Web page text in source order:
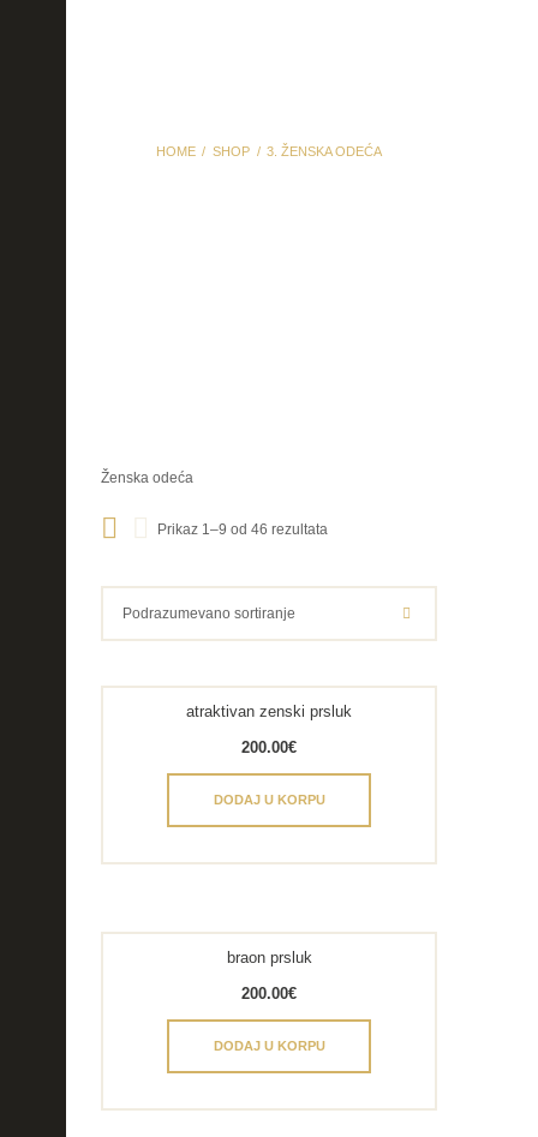
HOME SHOP 3. ŽENSKA ODEĆA
Ženska odeća
Prikaz 1–9 od 46 rezultata
atraktivan zenski prsluk
200.00€
DODAJ U KORPU
braon prsluk
200.00€
DODAJ U KORPU